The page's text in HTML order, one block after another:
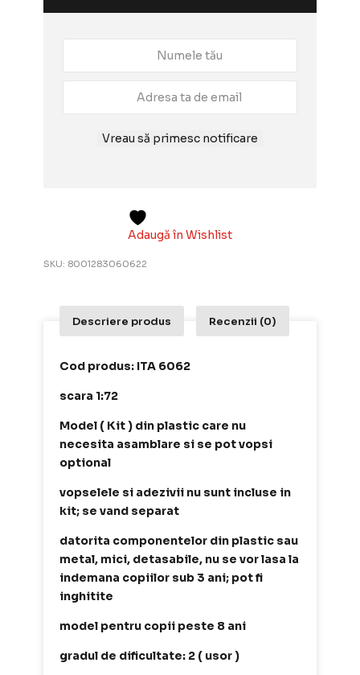
Vreau să primesc notificare
Adaugă în Wishlist
SKU: 8001283060622
Descriere produs Recenzii (0)
Cod produs: ITA 6062
scara 1:72
Model ( Kit ) din plastic care nu
necesita asamblare si se pot vopsi
optional
vopselele si adezivii nu sunt incluse in
kit; se vand separat
datorita componentelor din plastic sau
metal, mici, detasabile, nu se vor lasa la
indemana copiilor sub 3 ani; pot fi
inghitite
model pentru copii peste 8 ani
gradul de dificultate: 2 ( usor )